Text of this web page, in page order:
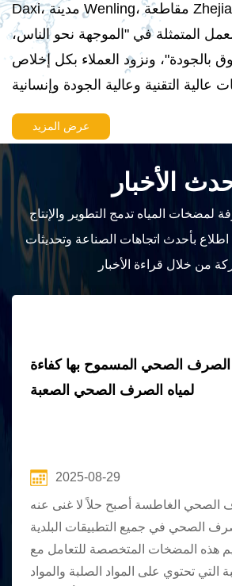
Daxi، مدينة Wenling، مقاطعة Zhejiang، الصين. لقد
المتمثلة في "الموجهة نحو الناس،
بالجودة"، ونزود العملاء بكل إخلاص
عرض المزيد
الأخبار
المياه تدمج التطوير والإنتاج
بأحدث اتجاهات الصناعة وتحديثات
الصحي المسموح بها كفاءة
لمياه الصرف الصحي الصعبة
2025-08-29
الصحي الغاطسة أصبح حلاً لا غنى عنه
الصحي في جميع التطبيقات البلدية
هذه المضخات المتخصصة للتعامل مع
التي تحتوي على المواد الصلبة والمواد